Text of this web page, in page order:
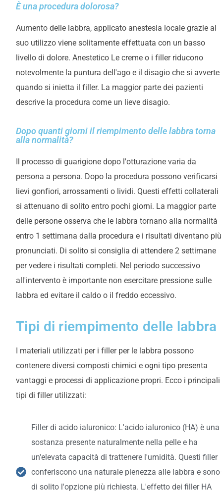
È una procedura dolorosa?
Aumento delle labbra, applicato anestesia locale grazie al
suo utilizzo viene solitamente effettuata con un basso
livello di dolore. Anestetico Le creme o i filler riducono
notevolmente la puntura dell'ago e il disagio che si avverte
quando si inietta il filler. La maggior parte dei pazienti
descrive la procedura come un lieve disagio.
Dopo quanti giorni il riempimento delle labbra torna
alla normalità?
Il processo di guarigione dopo l'otturazione varia da
persona a persona. Dopo la procedura possono verificarsi
lievi gonfiori, arrossamenti o lividi. Questi effetti collaterali
si attenuano di solito entro pochi giorni. La maggior parte
delle persone osserva che le labbra tornano alla normalità
entro 1 settimana dalla procedura e i risultati diventano più
pronunciati. Di solito si consiglia di attendere 2 settimane
per vedere i risultati completi. Nel periodo successivo
all'intervento è importante non esercitare pressione sulle
labbra ed evitare il caldo o il freddo eccessivo.
Tipi di riempimento delle labbra
I materiali utilizzati per i filler per le labbra possono
contenere diversi composti chimici e ogni tipo presenta
vantaggi e processi di applicazione propri. Ecco i principali
tipi di filler utilizzati:
Filler di acido ialuronico: L'acido ialuronico (HA) è una
sostanza presente naturalmente nella pelle e ha
un'elevata capacità di trattenere l'umidità. Questi filler
conferiscono una naturale pienezza alle labbra e sono
di solito l'opzione più richiesta. L'effetto dei filler HA